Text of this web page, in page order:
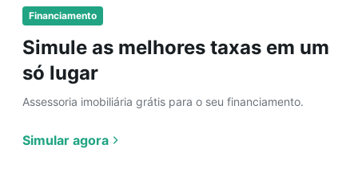
Financiamento
Simule as melhores taxas em um
só lugar
Assessoria imobiliária grátis para o seu financiamento.
Simular agora